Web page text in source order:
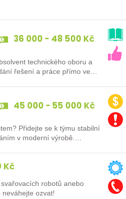
36 000 - 48 500 Kč
technického oboru a
řešení a práce přímo ve…
45 000 - 55 000 Kč
Přidejte se k týmu stabilní
v moderní výrobě.…
Kč
robotů anebo
ozvat!